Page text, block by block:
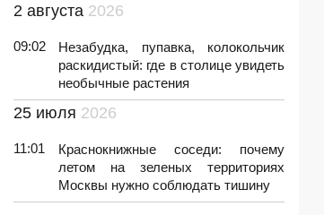
2 августа 2026
09:02
Незабудка, пупавка, колокольчик
раскидистый: где в столице увидеть
необычные растения
25 июля 2026
11:01
Краснокнижные соседи: почему
летом на зеленых территориях
Москвы нужно соблюдать тишину